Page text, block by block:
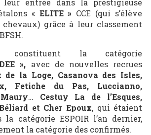
« ELITE » CCE (qui s’élève
chevaux) grâce à leur classement
constituent la catégorie
», avec de nouvelles recrues
de la Loge, Casanova des Isles,
Fetiche du Pas, Luccianno,
… Cestuy La de l’Esques,
et Cher Epoux, qui étaient
catégorie ESPOIR l’an dernier,
la catégorie des confirmés.